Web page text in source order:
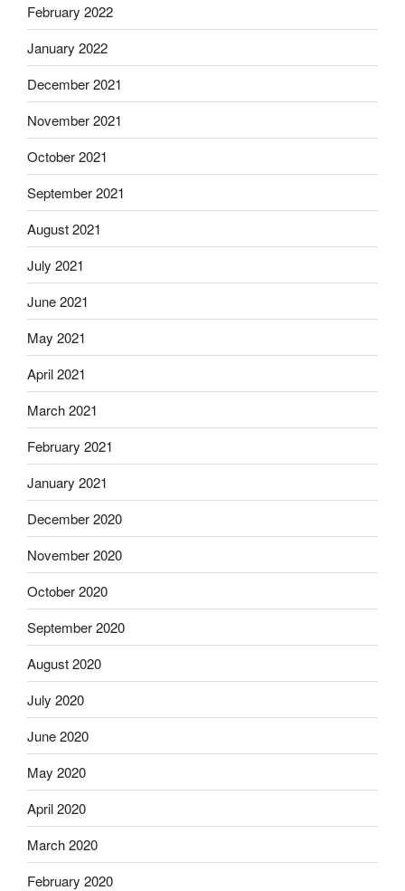
February 2022
January 2022
December 2021
November 2021
October 2021
September 2021
August 2021
July 2021
June 2021
May 2021
April 2021
March 2021
February 2021
January 2021
December 2020
November 2020
October 2020
September 2020
August 2020
July 2020
June 2020
May 2020
April 2020
March 2020
February 2020